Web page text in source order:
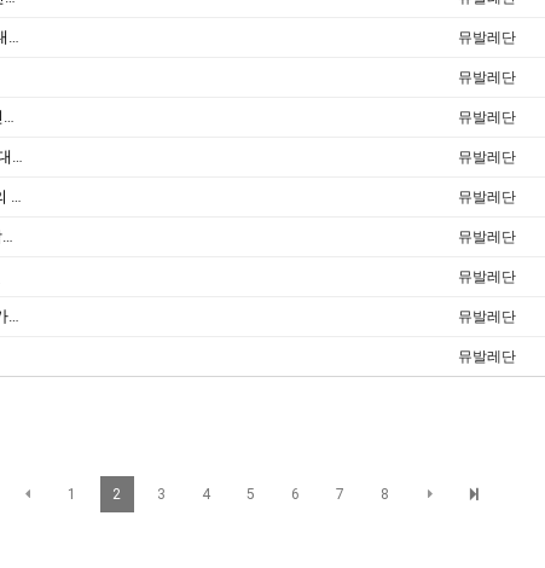
[2016.10.27/시사뉴스피플] 기획발레 ‘신데렐라’, 대구오페라하우스 공연 뮤발레단
뮤발레단
2013년 11월 춤과사람들,10월 공연의 인상과 비인상 Ⅱ 뮤발레단
2013년 11월 월간 몸 , *두 대학의 설화 발레, 국민대학교 <춘향>과 영남대학교 <논개> 뮤발레단
2013년 10월 춤과사람들 , 15세부터 걸어온 발레의 길 우혜영 뮤발레단
[2013.09.27/영남일보] 수성아트피아 '논개-열가락지의 춤' 공연 뮤발레단
뮤발레단
[2012.01.03/매일신문] 신나고 경쾌하게…왈츠·폴카로 여는 새해 뮤발레단
뮤발레단
1 2 3 4 5 6 7 8